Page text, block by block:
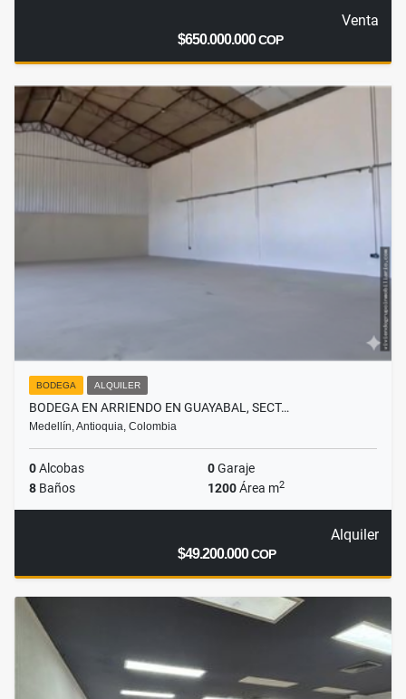
Venta
$650.000.000COP
BODEGA ALQUILER
BODEGA EN ARRIENDO EN GUAYABAL, SECT…
Medellín, Antioquia, Colombia
0Alcobas 0Garaje
8 Baños 1200Área m2
Alquiler
$49.200.000COP